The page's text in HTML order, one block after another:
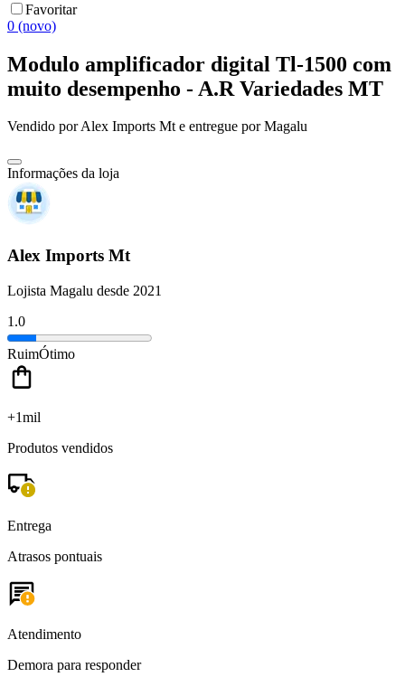
Favoritar
0 (novo)
Modulo amplificador digital Tl-1500 com
muito desempenho - A.R Variedades MT
Vendido porAlex Imports Mte entregue por Magalu
Informações da loja
Alex Imports Mt
Lojista Magalu desde 2021
1.0
RuimÓtimo
+1mil
Produtos vendidos
Entrega
Atrasos pontuais
Atendimento
Demora para responder